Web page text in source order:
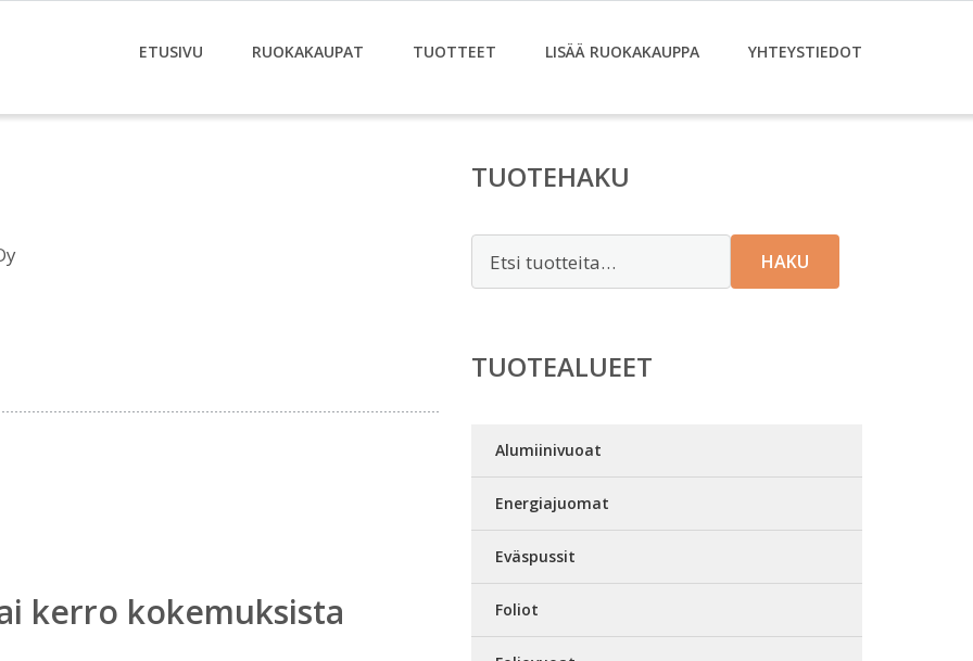
ETUSIVU RUOKAKAUPAT TUOTTEET LISÄÄ RUOKAKAUPPA YHTEYSTIEDOT
kerro kokemuksista
TUOTEHAKU
HAKU
TUOTEALUEET
Alumiinivuoat
Energiajuomat
Eväspussit
Foliot